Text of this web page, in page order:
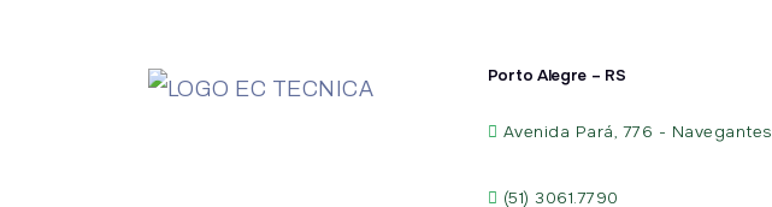
Porto Alegre – RS
Avenida Pará, 776 - Navegantes
(51) 3061.7790